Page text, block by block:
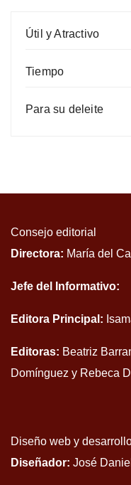
Útil y Atractivo
Tiempo
Para su deleite
Consejo editorial
Directora: María del
Jefe del Informativo:
Editora Principal:
Editoras: Beatriz
Domínguez y Rebeca
Diseño web y
Diseñador: José